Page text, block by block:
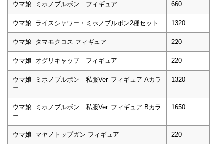
ウマ娘 ミホノブルボン フィギュア 660
ウマ娘 ライスシャワー・ミホノブルボン2種セット 1320
ウマ娘 タマモクロス フィギュア 220
ウマ娘 オグリキャップ フィギュア 220
ウマ娘 ミホノブルボン 私服Ver. フィギュア Aカラ
ー
1320
ウマ娘 ミホノブルボン 私服Ver. フィギュア Bカラ
ー
1650
ウマ娘 マヤノトップガン フィギュア 220